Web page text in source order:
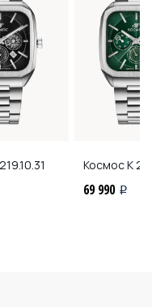
КосмосK
69 990 i